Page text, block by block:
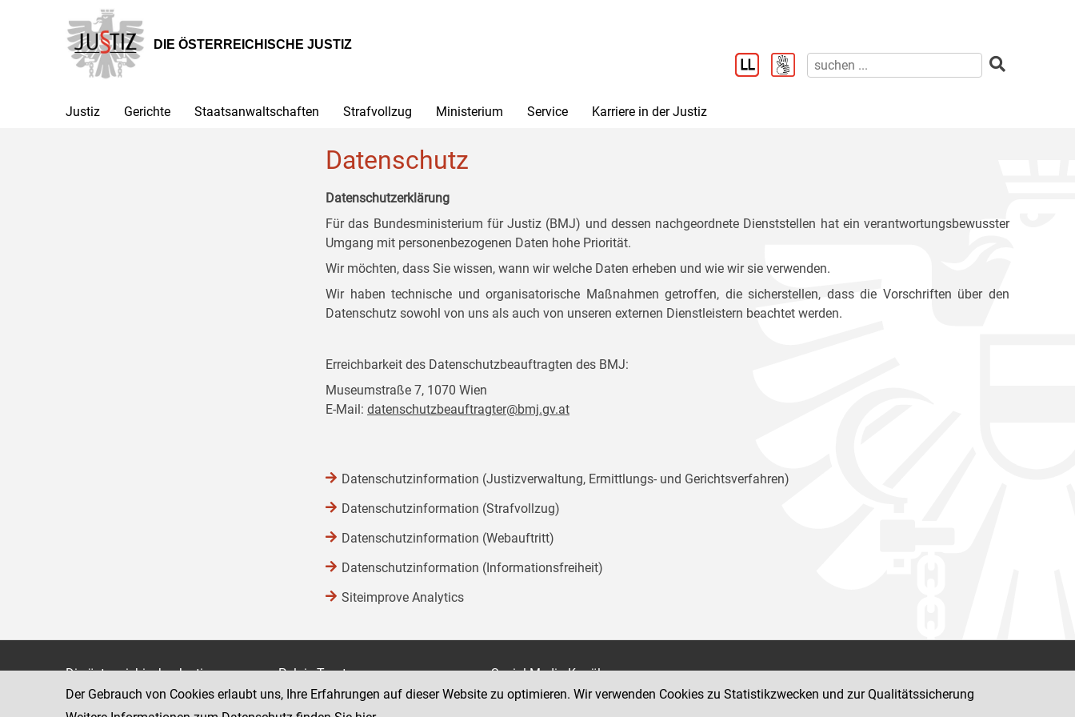
Hauptnavigation
[1]
Inhalt
[2]
Untermenü
[3]
DIE ÖSTERREICHISCHE JUSTIZ
Justiz Gerichte Staatsanwaltschaften Strafvollzug Ministerium Service Karriere in der Justiz
Datenschutz
Datenschutzerklärung
Für das Bundesministerium für Justiz (BMJ) und dessen nachgeordnete Dienststellen hat ein verantwortungsbewusster
Umgang mit personenbezogenen Daten hohe Priorität.
Wir möchten, dass Sie wissen, wann wir welche Daten erheben und wie wir sie verwenden.
Wir haben technische und organisatorische Maßnahmen getroffen, die sicherstellen, dass die Vorschriften über den
Datenschutz sowohl von uns als auch von unseren externen Dienstleistern beachtet werden.
Erreichbarkeit des Datenschutzbeauftragten des BMJ:
Museumstraße 7, 1070 Wien
E-Mail: datenschutzbeauftragter@bmj.gv.at
Datenschutzinformation (Justizverwaltung, Ermittlungs- und Gerichtsverfahren)
Datenschutzinformation (Strafvollzug)
Datenschutzinformation (Webauftritt)
Datenschutzinformation (Informationsfreiheit)
Siteimprove Analytics
Die österreichische Justiz
Bundesministerium für Justiz
Palais Trautson
Museumstraße 7
1070 Wien
Social Media Kanäle
der Justiz und des BMJ
Der Gebrauch von Cookies erlaubt uns, Ihre Erfahrungen auf dieser Website zu optimieren. Wir verwenden Cookies zu Statistikzwecken und zur Qualitätssicherung